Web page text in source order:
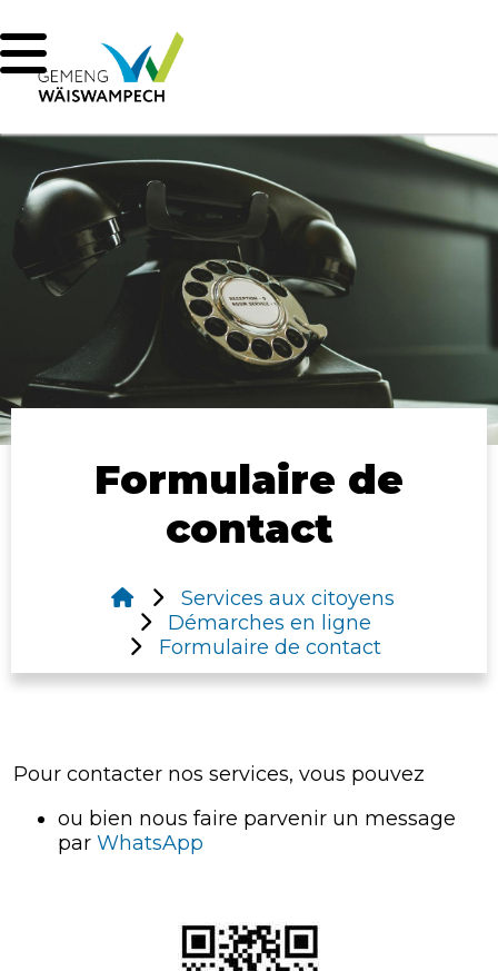
Formulaire de
contact
Formulaire de contact
Démarches en ligne
Services aux citoyens
Pour contacter nos services, vous pouvez
ou bien nous faire parvenir un message
par WhatsApp